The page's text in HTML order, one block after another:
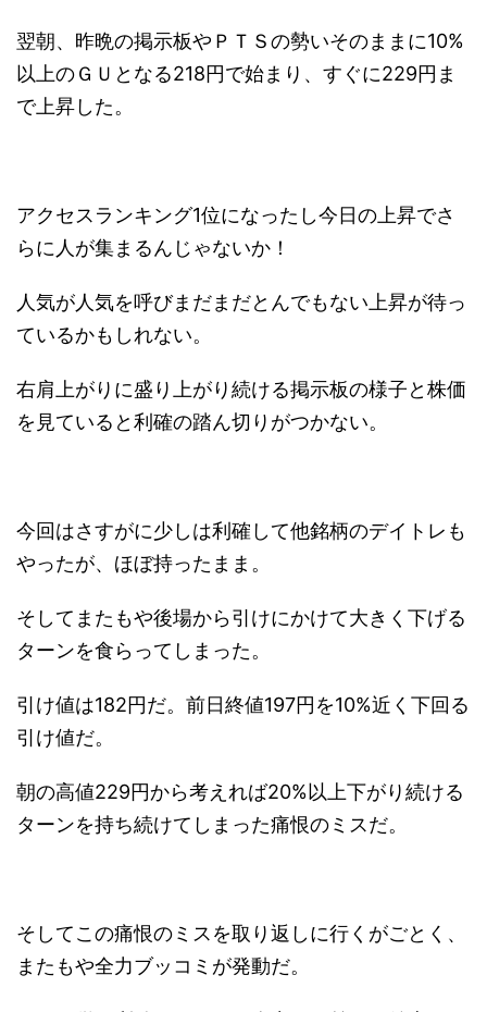
翌朝、昨晩の掲示板やＰＴＳの勢いそのままに10%
以上のＧＵとなる218円で始まり、すぐに229円ま
で上昇した。
アクセスランキング1位になったし今日の上昇でさ
らに人が集まるんじゃないか！
人気が人気を呼びまだまだとんでもない上昇が待っ
ているかもしれない。
右肩上がりに盛り上がり続ける掲示板の様子と株価
を見ていると利確の踏ん切りがつかない。
今回はさすがに少しは利確して他銘柄のデイトレも
やったが、ほぼ持ったまま。
そしてまたもや後場から引けにかけて大きく下げる
ターンを食らってしまった。
引け値は182円だ。前日終値197円を10%近く下回る
引け値だ。
朝の高値229円から考えれば20%以上下がり続ける
ターンを持ち続けてしまった痛恨のミスだ。
そしてこの痛恨のミスを取り返しに行くがごとく、
またもや全力ブッコミが発動だ。